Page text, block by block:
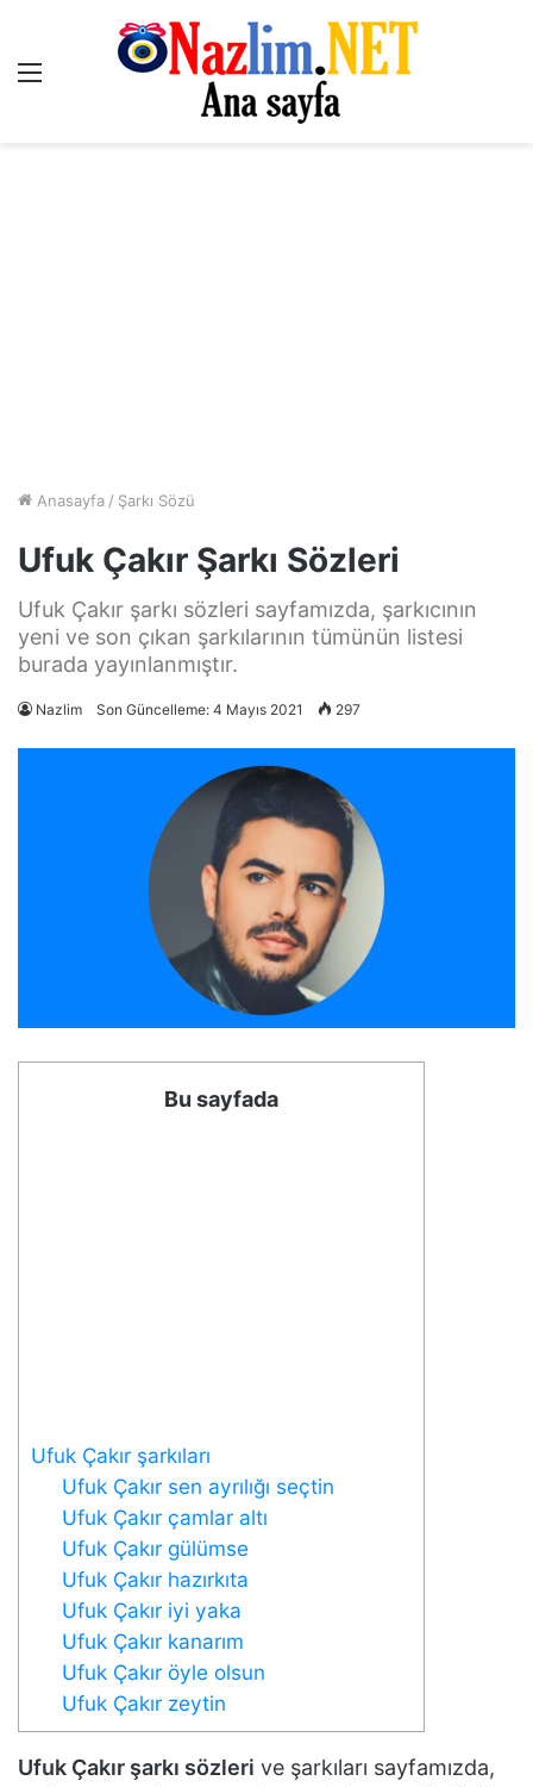
Menü
Anasayfa / Şarkı Sözü
Ufuk Çakır Şarkı Sözleri
Ufuk Çakır şarkı sözleri sayfamızda, şarkıcının
yeni ve son çıkan şarkılarının tümünün listesi
burada yayınlanmıştır.
Nazlim Son Güncelleme: 4 Mayıs 2021 297
Bu sayfada
Ufuk Çakır şarkıları
Ufuk Çakır sen ayrılığı seçtin
Ufuk Çakır çamlar altı
Ufuk Çakır gülümse
Ufuk Çakır hazırkıta
Ufuk Çakır iyi yaka
Ufuk Çakır kanarım
Ufuk Çakır öyle olsun
Ufuk Çakır zeytin
Ufuk Çakır şarkı sözleri ve şarkıları sayfamızda,